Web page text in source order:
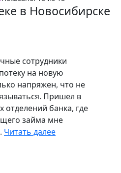
в Новосибирске
сотрудники
на новую
напряжен, что не
Пришел в
отделений банка, где
займа мне
Читать далее